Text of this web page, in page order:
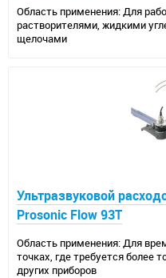
Область применения: Для
растворителями, жидкими
щелочами
Ультразвуковой
Prosonic Flow 93T
Область применения: Для
точках, где требуется более
других приборов